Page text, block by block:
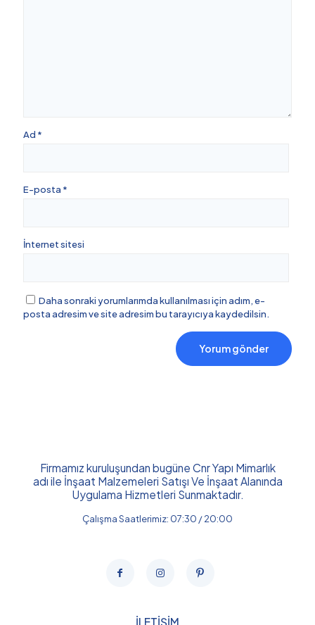
Ad *
E-posta *
İnternet sitesi
Daha sonraki yorumlarımda kullanılması için adım, e-
posta adresim ve site adresim bu tarayıcıya kaydedilsin.
Firmamız kuruluşundan bugüne Cnr Yapı Mimarlık
adı ile İnşaat Malzemeleri Satışı Ve İnşaat Alanında
Uygulama Hizmetleri Sunmaktadır.
Çalışma Saatlerimiz: 07:30 / 20:00
İLETİŞİM